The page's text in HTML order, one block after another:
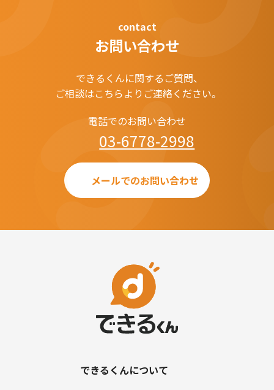
contact
お問い合わせ
できるくんに関するご質問、
ご相談はこちらよりご連絡ください。
電話でのお問い合わせ
03-6778-2998
メールでのお問い合わせ
できるくんについて